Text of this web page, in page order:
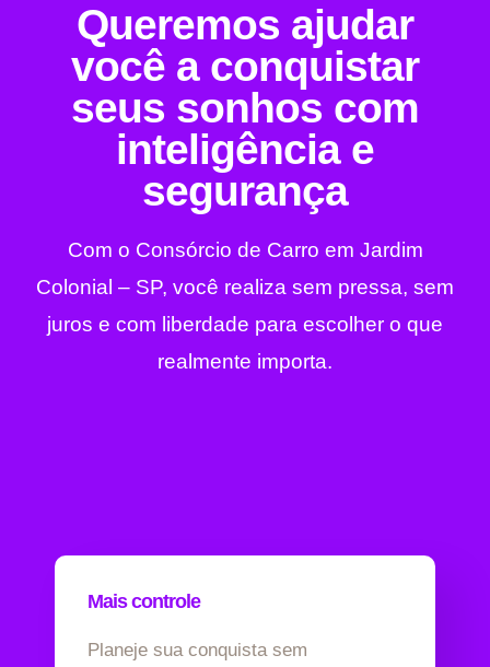
Queremos ajudar
você a conquistar
seus sonhos com
inteligência e
segurança
Com o Consórcio de Carro em Jardim
Colonial – SP, você realiza sem pressa, sem
juros e com liberdade para escolher o que
realmente importa.
Mais controle
Planeje sua conquista sem